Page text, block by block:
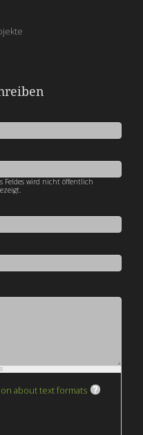
Feldes wird nicht öffentlich
about text formats